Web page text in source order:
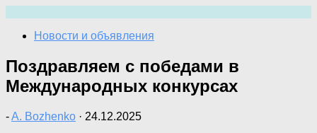
содержимому
Новости и объявления
Поздравляем с победами в
Международных конкурсах
-A. Bozhenko · 24.12.2025